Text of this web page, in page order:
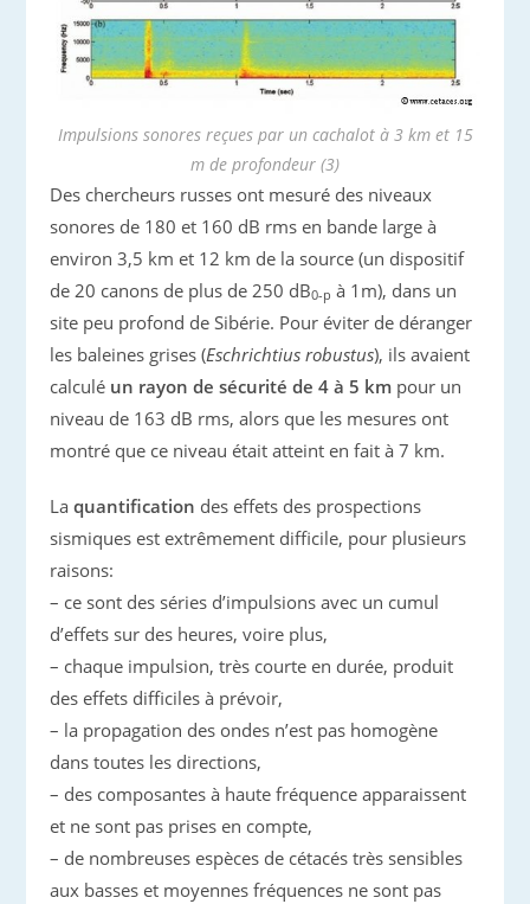
Impulsions sonores reçues par un cachalot à 3 km et 15
m de profondeur (3)
Des chercheurs russes ont mesuré des niveaux
sonores de 180 et 160 dB rms en bande large à
environ 3,5 km et 12 km de la source (un dispositif
de 20 canons de plus de 250 dB0-p à 1m), dans un
site peu profond de Sibérie. Pour éviter de déranger
les baleines grises (Eschrichtius robustus), ils avaient
calculé un rayon de sécurité de 4 à 5 km pour un
niveau de 163 dB rms, alors que les mesures ont
montré que ce niveau était atteint en fait à 7 km.
Laquantification des effets des prospections
sismiques est extrêmement difficile, pour plusieurs
raisons:
– ce sont des séries d’impulsions avec un cumul
d’effets sur des heures, voire plus,
– chaque impulsion, très courte en durée, produit
des effets difficiles à prévoir,
– la propagation des ondes n’est pas homogène
dans toutes les directions,
– des composantes à haute fréquence apparaissent
et ne sont pas prises en compte,
– de nombreuses espèces de cétacés très sensibles
aux basses et moyennes fréquences ne sont pas